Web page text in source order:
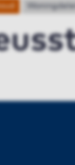
Woningdelen